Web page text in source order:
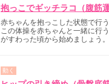
抱っこでギッチラコ（腹筋運
赤ちゃんを抱っこした状態で行
この体操を赤ちゃんと一緒に行
がすわった頃から始めましょう。
動く